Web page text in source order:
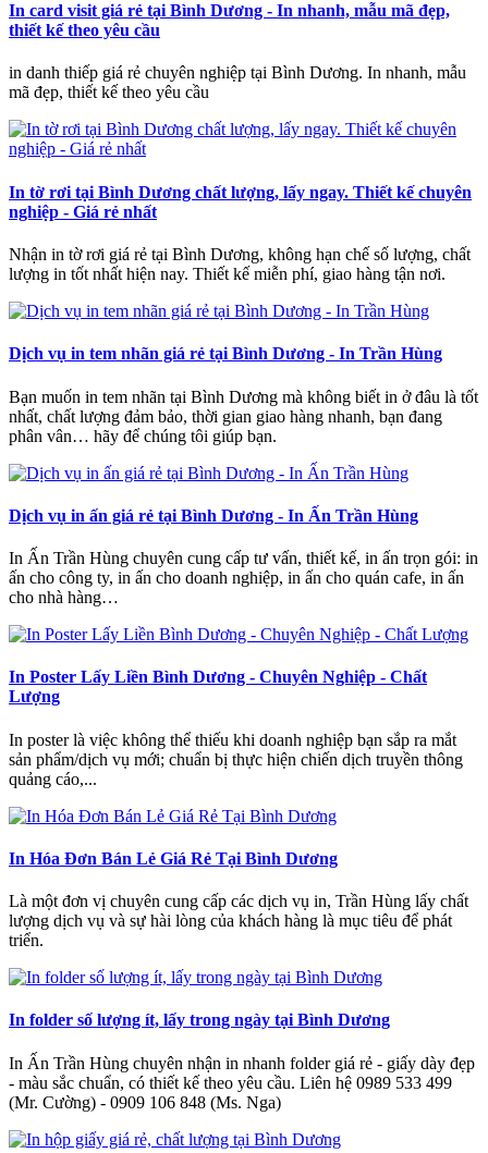
In card visit giá rẻ tại Bình Dương - In nhanh, mẫu mã đẹp,
thiết kế theo yêu cầu
in danh thiếp giá rẻ chuyên nghiệp tại Bình Dương. In nhanh, mẫu
mã đẹp, thiết kế theo yêu cầu
In tờ rơi tại Bình Dương chất lượng, lấy ngay. Thiết kế chuyên
nghiệp - Giá rẻ nhất
Nhận in tờ rơi giá rẻ tại Bình Dương, không hạn chế số lượng, chất
lượng in tốt nhất hiện nay. Thiết kế miễn phí, giao hàng tận nơi.
Dịch vụ in tem nhãn giá rẻ tại Bình Dương - In Trần Hùng
Bạn muốn in tem nhãn tại Bình Dương mà không biết in ở đâu là tốt
nhất, chất lượng đảm bảo, thời gian giao hàng nhanh, bạn đang
phân vân… hãy để chúng tôi giúp bạn.
Dịch vụ in ấn giá rẻ tại Bình Dương - In Ấn Trần Hùng
In Ấn Trần Hùng chuyên cung cấp tư vấn, thiết kế, in ấn trọn gói: in
ấn cho công ty, in ấn cho doanh nghiệp, in ấn cho quán cafe, in ấn
cho nhà hàng…
In Poster Lấy Liền Bình Dương - Chuyên Nghiệp - Chất
Lượng
In poster là việc không thể thiếu khi doanh nghiệp bạn sắp ra mắt
sản phẩm/dịch vụ mới; chuẩn bị thực hiện chiến dịch truyền thông
quảng cáo,...
In Hóa Đơn Bán Lẻ Giá Rẻ Tại Bình Dương
Là một đơn vị chuyên cung cấp các dịch vụ in, Trần Hùng lấy chất
lượng dịch vụ và sự hài lòng của khách hàng là mục tiêu để phát
triển.
In folder số lượng ít, lấy trong ngày tại Bình Dương
In Ấn Trần Hùng chuyên nhận in nhanh folder giá rẻ - giấy dày đẹp
- màu sắc chuẩn, có thiết kế theo yêu cầu. Liên hệ 0989 533 499
(Mr. Cường) - 0909 106 848 (Ms. Nga)